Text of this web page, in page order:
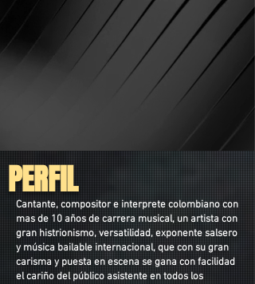
Cantante, compositor e interprete colombiano con
mas de 10 años de carrera musical, un artista con
gran histrionismo, versatilidad, exponente salsero
y música bailable internacional, que con su gran
carisma y puesta en escena se gana con facilidad
el cariño del público asistente en todos los
PERFIL